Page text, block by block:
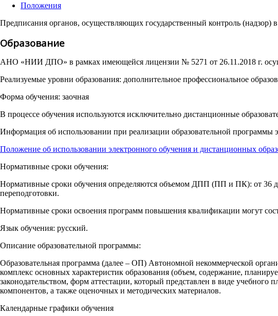
Положения
Предписания органов, осуществляющих государственный контроль (надзор) в
Образование
АНО «НИИ ДПО» в рамках имеющейся лицензии № 5271 от 26.11.2018 г.
Реализуемые уровни образования: дополнительное профессиональное
Форма обучения: заочная
В процессе обучения используются исключительно дистанционные
Информация об использовании при реализации образовательной программы
Положение об использовании электронного обучения и дистанционных
Нормативные сроки обучения:
Нормативные сроки обучения определяются объемом ДПП (ПП и ПК): от 36
переподготовки.
Нормативные сроки освоения программ повышения квалификации могут
Язык обучения: русский.
Описание образовательной программы:
Образовательная программа (далее – ОП) Автономной некоммерческой
комплекс основных характеристик образования (объем, содержание,
законодательством, форм аттестации, который представлен в виде
компонентов, а также оценочных и методических материалов.
Календарные графики обучения